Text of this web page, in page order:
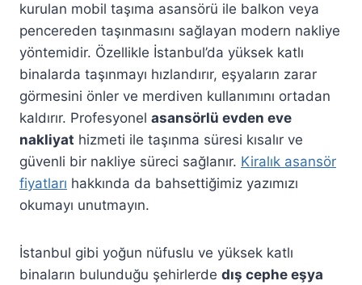
kurulan mobil taşıma asansörü ile balkon veya
pencereden taşınmasını sağlayan modern nakliye
yöntemidir. Özellikle İstanbul’da yüksek katlı
binalarda taşınmayı hızlandırır, eşyaların zarar
görmesini önler ve merdiven kullanımını ortadan
kaldırır. Profesyonel asansörlü evden eve
nakliyat hizmeti ile taşınma süresi kısalır ve
güvenli bir nakliye süreci sağlanır. Kiralık asansör
fiyatları hakkında da bahsettiğimiz yazımızı
okumayı unutmayın.
İstanbul gibi yoğun nüfuslu ve yüksek katlı
binaların bulunduğu şehirlerde dış cephe eşya